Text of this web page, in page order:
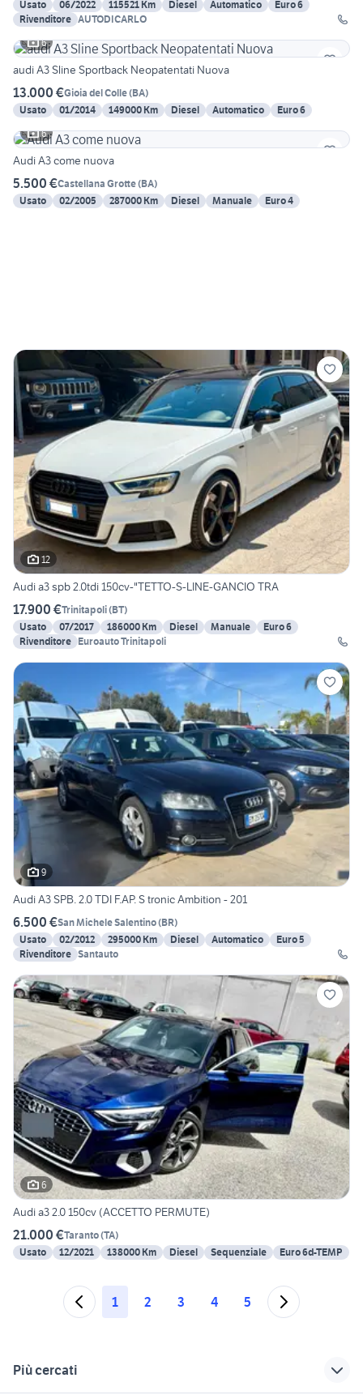
Usato
06/2022 115521 Km Diesel Automatico
Euro 6
Rivenditore AUTODICARLO
6
audi A3 Sline Sportback Neopatentati Nuova
13.000 €Gioia del Colle(BA)
Usato
01/2014 149000 Km Diesel Automatico
Euro 6
6
Audi A3 come nuova
5.500 €Castellana Grotte(BA)
Usato
02/2005 287000 Km Diesel Manuale Euro 4
12
Audi a3 spb 2.0tdi 150cv-"TETTO-S-LINE-GANCIO TRA
17.900 €Trinitapoli(BT)
Usato
07/2017 186000 Km Diesel Manuale
Euro 6
Rivenditore Euroauto Trinitapoli
9
Audi A3 SPB. 2.0 TDI F.AP. S tronic Ambition - 201
6.500 €San Michele Salentino(BR)
Usato
02/2012 295000 Km Diesel Automatico
Euro 5
Rivenditore Santauto
6
Audi a3 2.0 150cv (ACCETTO PERMUTE)
21.000 €Taranto(TA)
Usato
12/2021 138000 Km Diesel Sequenziale Euro 6d-TEMP
1 2 3 4 5
Più cercati